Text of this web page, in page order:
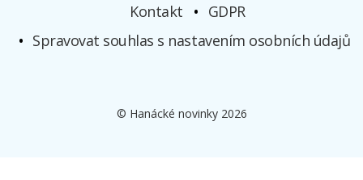
Kontakt
GDPR
Spravovat souhlas s nastavením osobních údajů
© Hanácké novinky 2026